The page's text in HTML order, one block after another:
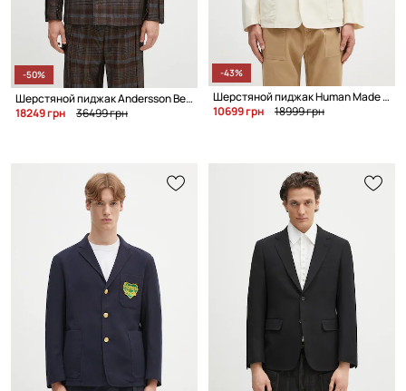
-50%
Шерстяной пиджак Andersson Bell Soe Check Wrap Double Breasted Jacket
18249 грн
36499 грн
-43%
Шерстяной пиджак Human Made Wool Blend Blazer
10699 грн
18999 грн